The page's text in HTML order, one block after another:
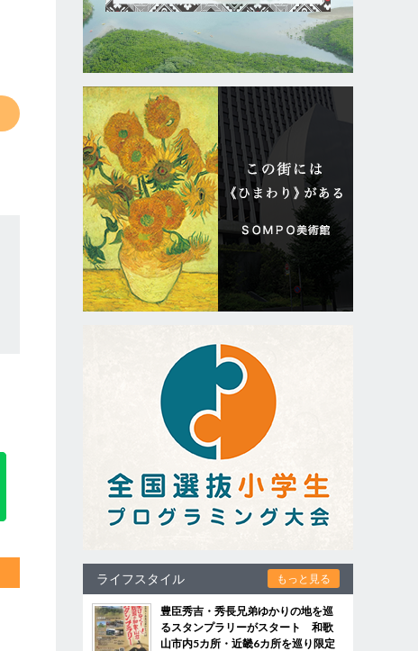
ライフスタイル もっと見る
豊臣秀吉・秀長兄弟ゆかりの地を巡
るスタンプラリーがスタート 和歌
山市内5カ所・近畿6カ所を巡り限定